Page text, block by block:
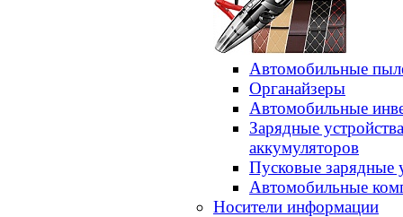
Автомобильные
Органайзеры
Автомобильные
Зарядные
аккумуляторов
Пусковые зарядные
Автомобильные
Носители информации